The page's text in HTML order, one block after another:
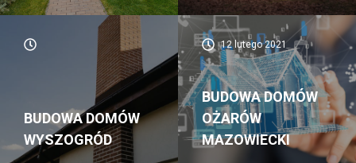
BUDOWA DOMÓW
WYSZOGRÓD
12 lutego 2021
BUDOWA DOMÓW
OŻARÓW
MAZOWIECKI